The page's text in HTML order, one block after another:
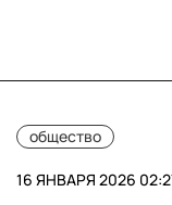
общество
16 ЯНВАРЯ 2026